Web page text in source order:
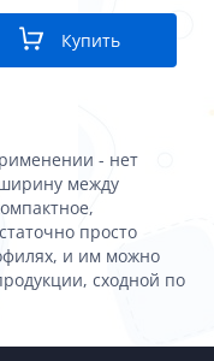
Купить
- нет
между
просто
и им можно
сходной по